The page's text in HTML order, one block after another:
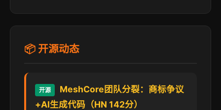
📦 开源动态
开源
MeshCore团队分裂：商标争议
+AI生成代码（HN 142分）